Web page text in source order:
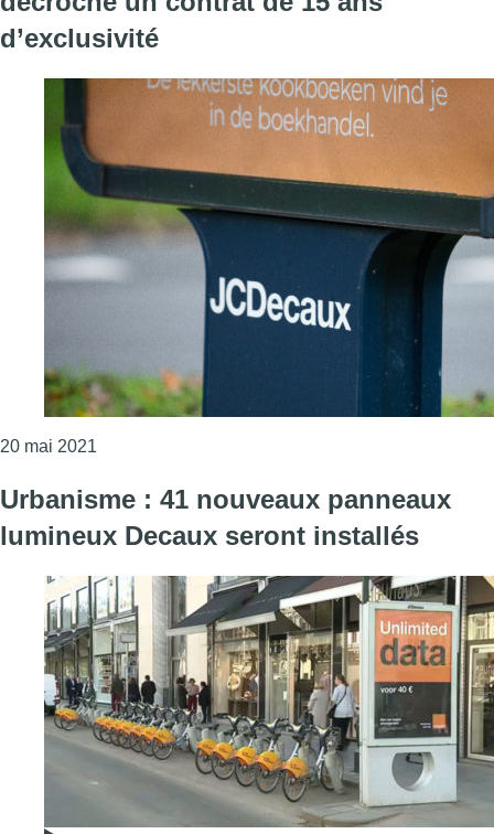
d’exclusivité
20 mai 2021
Urbanisme : 41 nouveaux panneaux
lumineux Decaux seront installés